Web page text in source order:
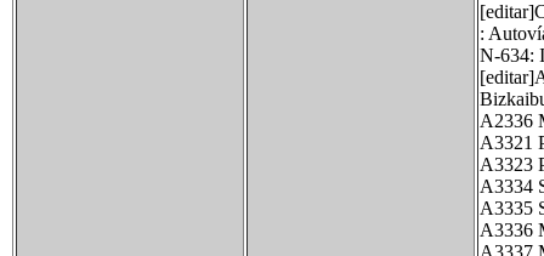
:
N-634:
A2336
A3321
A3323
A3334
A3335
A3336
A3337